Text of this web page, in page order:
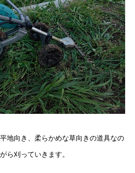
地向き、柔らかめな草向きの道具なの
ら刈っていきます。